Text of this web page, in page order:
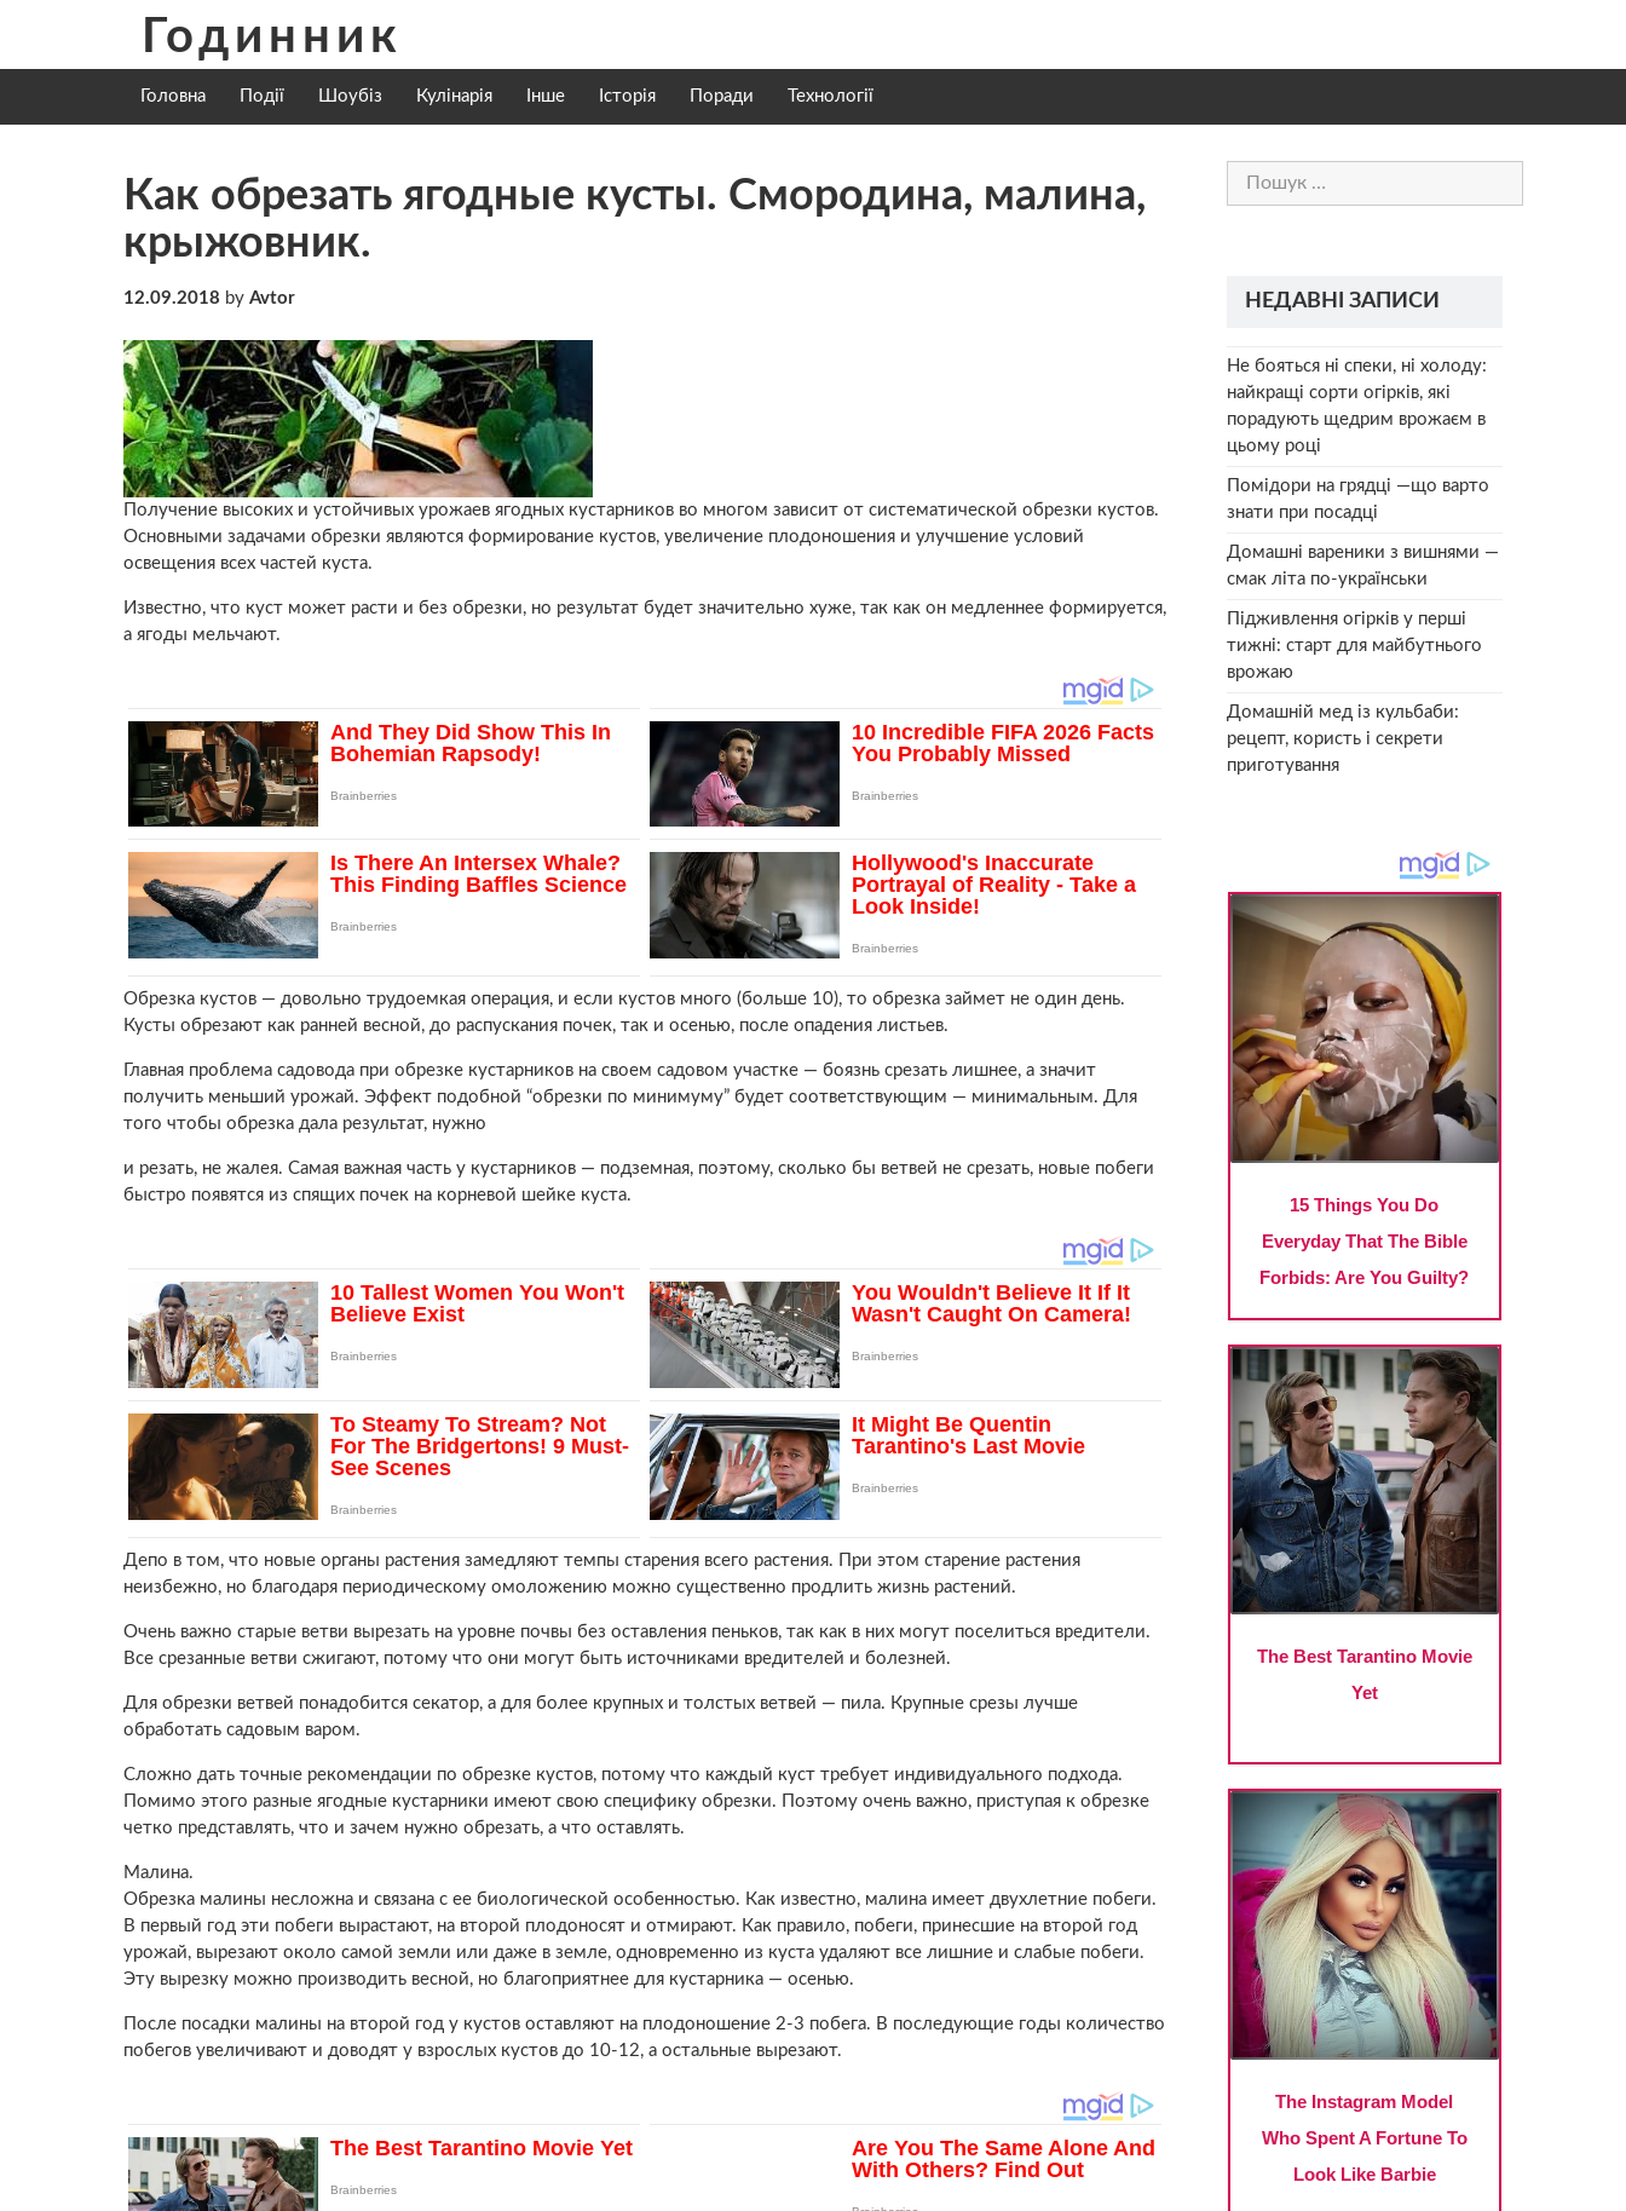
content
Годинник
Головна Події Шоубіз Кулінарія Інше Історія Поради Технології
Как обрезать ягодные кусты. Смородина, малина,
крыжовник.
12.09.2018 by Avtor
Получение высоких и устойчивых урожаев ягодных кустарников во многом зависит от систематической обрезки кустов.
Основными задачами обрезки являются формирование кустов, увеличение плодоношения и улучшение условий
освещения всех частей куста.
Известно, что куст может расти и без обрезки, но результат будет значительно хуже, так как он медленнее формируется,
а ягоды мельчают.
Обрезка кустов — довольно трудоемкая операция, и если кустов много (больше 10), то обрезка займет не один день.
Кусты обрезают как ранней весной, до распускания почек, так и осенью, после опадения листьев.
Главная проблема садовода при обрезке кустарников на своем садовом участке — боязнь срезать лишнее, а значит
получить меньший урожай. Эффект подобной “обрезки по минимуму” будет соответствующим — минимальным. Для
того чтобы обрезка дала результат, нужно
и резать, не жалея. Самая важная часть у кустарников — подземная, поэтому, сколько бы ветвей не срезать, новые побеги
быстро появятся из спящих почек на корневой шейке куста.
Депо в том, что новые органы растения замедляют темпы старения всего растения. При этом старение растения
неизбежно, но благодаря периодическому омоложению можно существенно продлить жизнь растений.
Очень важно старые ветви вырезать на уровне почвы без оставления пеньков, так как в них могут поселиться вредители.
Все срезанные ветви сжигают, потому что они могут быть источниками вредителей и болезней.
Для обрезки ветвей понадобится секатор, а для более крупных и толстых ветвей — пила. Крупные срезы лучше
обработать садовым варом.
Сложно дать точные рекомендации по обрезке кустов, потому что каждый куст требует индивидуального подхода.
Помимо этого разные ягодные кустарники имеют свою специфику обрезки. Поэтому очень важно, приступая к обрезке
четко представлять, что и зачем нужно обрезать, а что оставлять.
Малина.
Обрезка малины несложна и связана с ее биологической особенностью. Как известно, малина имеет двухлетние побеги.
В первый год эти побеги вырастают, на второй плодоносят и отмирают. Как правило, побеги, принесшие на второй год
урожай, вырезают около самой земли или даже в земле, одновременно из куста удаляют все лишние и слабые побеги.
Эту вырезку можно производить весной, но благоприятнее для кустарника — осенью.
После посадки малины на второй год у кустов оставляют на плодоношение 2-3 побега. В последующие годы количество
побегов увеличивают и доводят у взрослых кустов до 10-12, а остальные вырезают.
Пошук:
НЕДАВНІ ЗАПИСИ
Не бояться ні спеки, ні холоду:
найкращі сорти огірків, які
порадують щедрим врожаєм в
цьому році
Помідори на грядці —що варто
знати при посадці
Домашні вареники з вишнями —
смак літа по-українськи
Підживлення огірків у перші
тижні: старт для майбутнього
врожаю
Домашній мед із кульбаби:
рецепт, користь і секрети
приготування